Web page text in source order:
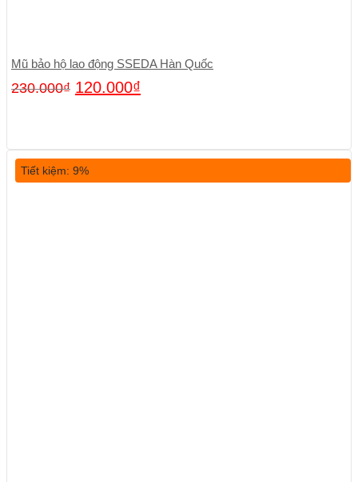
Mũ bảo hộ lao động SSEDA Hàn Quốc
230.000₫ 120.000₫
Tiết kiệm: 9%